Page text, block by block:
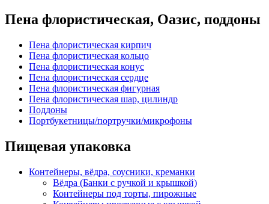
Пена флористическая, Оазис, поддоны
Пена флористическая кирпич
Пена флористическая кольцо
Пена флористическая конус
Пена флористическая сердце
Пена флористическая фигурная
Пена флористическая шар, цилиндр
Поддоны
Портбукетницы/портручки/микрофоны
Пищевая упаковка
Контейнеры, вёдра, соусники, креманки
Вёдра (Банки с ручкой и крышкой)
Контейнеры под торты, пирожные